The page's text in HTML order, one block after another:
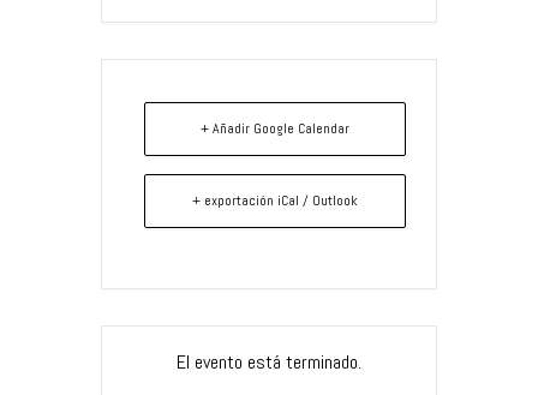
+ Añadir Google Calendar
+ exportación iCal / Outlook
El evento está terminado.